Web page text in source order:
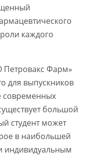
каждого
Фарм»
для выпускников
современных
большой
студент может
в наибольшей
индивидуальным